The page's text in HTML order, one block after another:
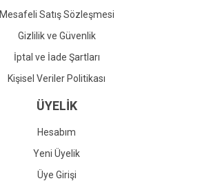
Mesafeli Satış Sözleşmesi
Gizlilik ve Güvenlik
İptal ve İade Şartları
Kişisel Veriler Politikası
ÜYELİK
Hesabım
Yeni Üyelik
Üye Girişi